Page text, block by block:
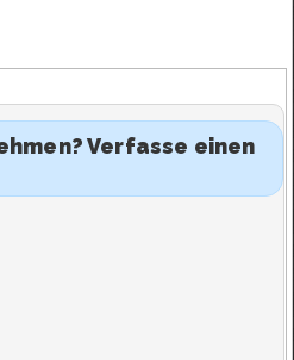
Verfasse einen